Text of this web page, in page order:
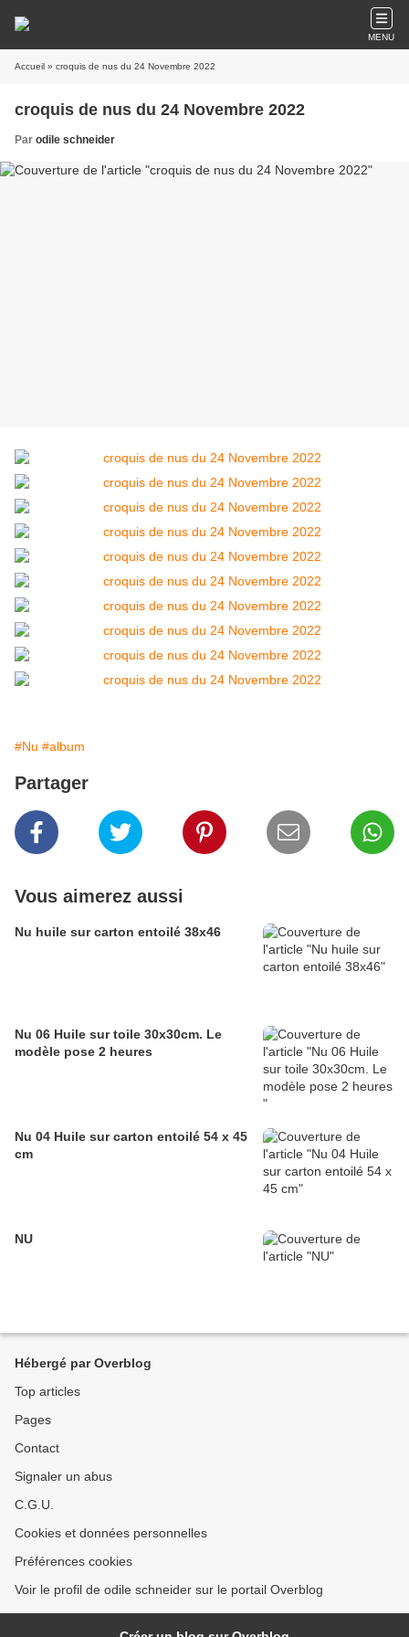
MENU
Accueil » croquis de nus du 24 Novembre 2022
croquis de nus du 24 Novembre 2022
Par odile schneider
#Nu #album
Partager
Vous aimerez aussi
Nu huile sur carton entoilé 38x46
Nu 06 Huile sur toile 30x30cm. Le
modèle pose 2 heures
Nu 04 Huile sur carton entoilé 54 x 45
cm
NU
Hébergé par Overblog
Top articles
Pages
Contact
Signaler un abus
C.G.U.
Cookies et données personnelles
Préférences cookies
Voir le profil de odile schneider sur le portail Overblog